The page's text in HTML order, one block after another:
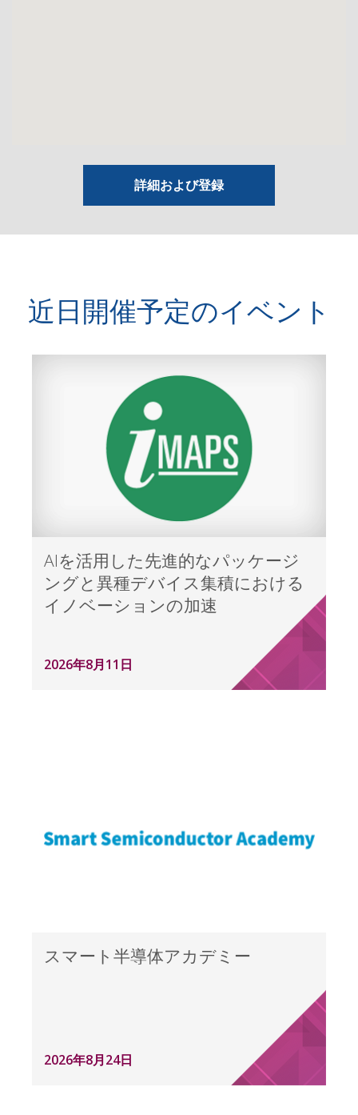
詳細および登録
近日開催予定のイベント
AIを活用した先進的なパッケージ
ングと異種デバイス集積における
イノベーションの加速
2026年8月11日
スマート半導体アカデミー
2026年8月24日